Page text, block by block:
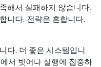
해서 실패하지 않습니다.
니다. 전략은 흔합니다.
다. 더 좋은 시스템입니
서 벗어나 실행에 집중하